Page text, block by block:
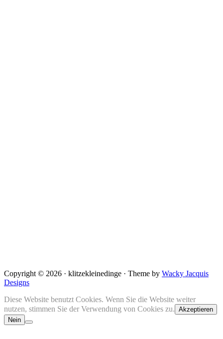
Copyright © 2026 · klitzekleinedinge · Theme by Wacky Jacquis
Designs
Diese Website benutzt Cookies. Wenn Sie die Website weiter
nutzen, stimmen Sie der Verwendung von Cookies zu. Akzeptieren
Nein